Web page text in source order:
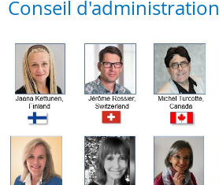
Conseil d'administration